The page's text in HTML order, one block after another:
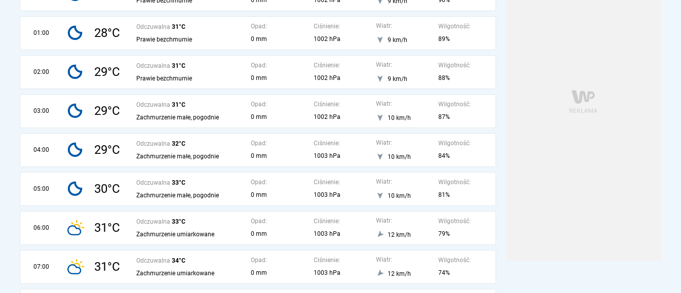
01:00 28°C Odczuwalna 31°C
Prawie bezchmurnie
Opad:
0 mm
Ciśnienie:
1002 hPa
Wiatr:
9 km/h
Wilgotność:
89%
02:00 29°C Odczuwalna 31°C
Prawie bezchmurnie
Opad:
0 mm
Ciśnienie:
1002 hPa
Wiatr:
9 km/h
Wilgotność:
88%
03:00 29°C Odczuwalna 31°C
Zachmurzenie małe, pogodnie
Opad:
0 mm
Ciśnienie:
1002 hPa
Wiatr:
10 km/h
Wilgotność:
87%
04:00 29°C Odczuwalna 32°C
Zachmurzenie małe, pogodnie
Opad:
0 mm
Ciśnienie:
1003 hPa
Wiatr:
10 km/h
Wilgotność:
84%
05:00 30°C Odczuwalna 33°C
Zachmurzenie małe, pogodnie
Opad:
0 mm
Ciśnienie:
1003 hPa
Wiatr:
10 km/h
Wilgotność:
81%
06:00 31°C Odczuwalna 33°C
Zachmurzenie umiarkowane
Opad:
0 mm
Ciśnienie:
1003 hPa
Wiatr:
12 km/h
Wilgotność:
79%
07:00 31°C Odczuwalna 34°C
Zachmurzenie umiarkowane
Opad:
0 mm
Ciśnienie:
1003 hPa
Wiatr:
12 km/h
Wilgotność:
74%